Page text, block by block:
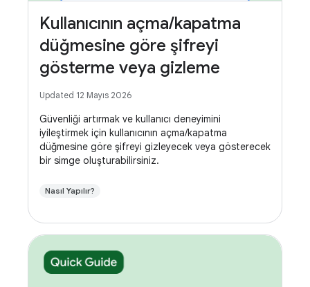
Kullanıcının açma/kapatma
düğmesine göre şifreyi
gösterme veya gizleme
Updated 12 Mayıs 2026
Güvenliği artırmak ve kullanıcı deneyimini
iyileştirmek için kullanıcının açma/kapatma
düğmesine göre şifreyi gizleyecek veya gösterecek
bir simge oluşturabilirsiniz.
Nasıl Yapılır?